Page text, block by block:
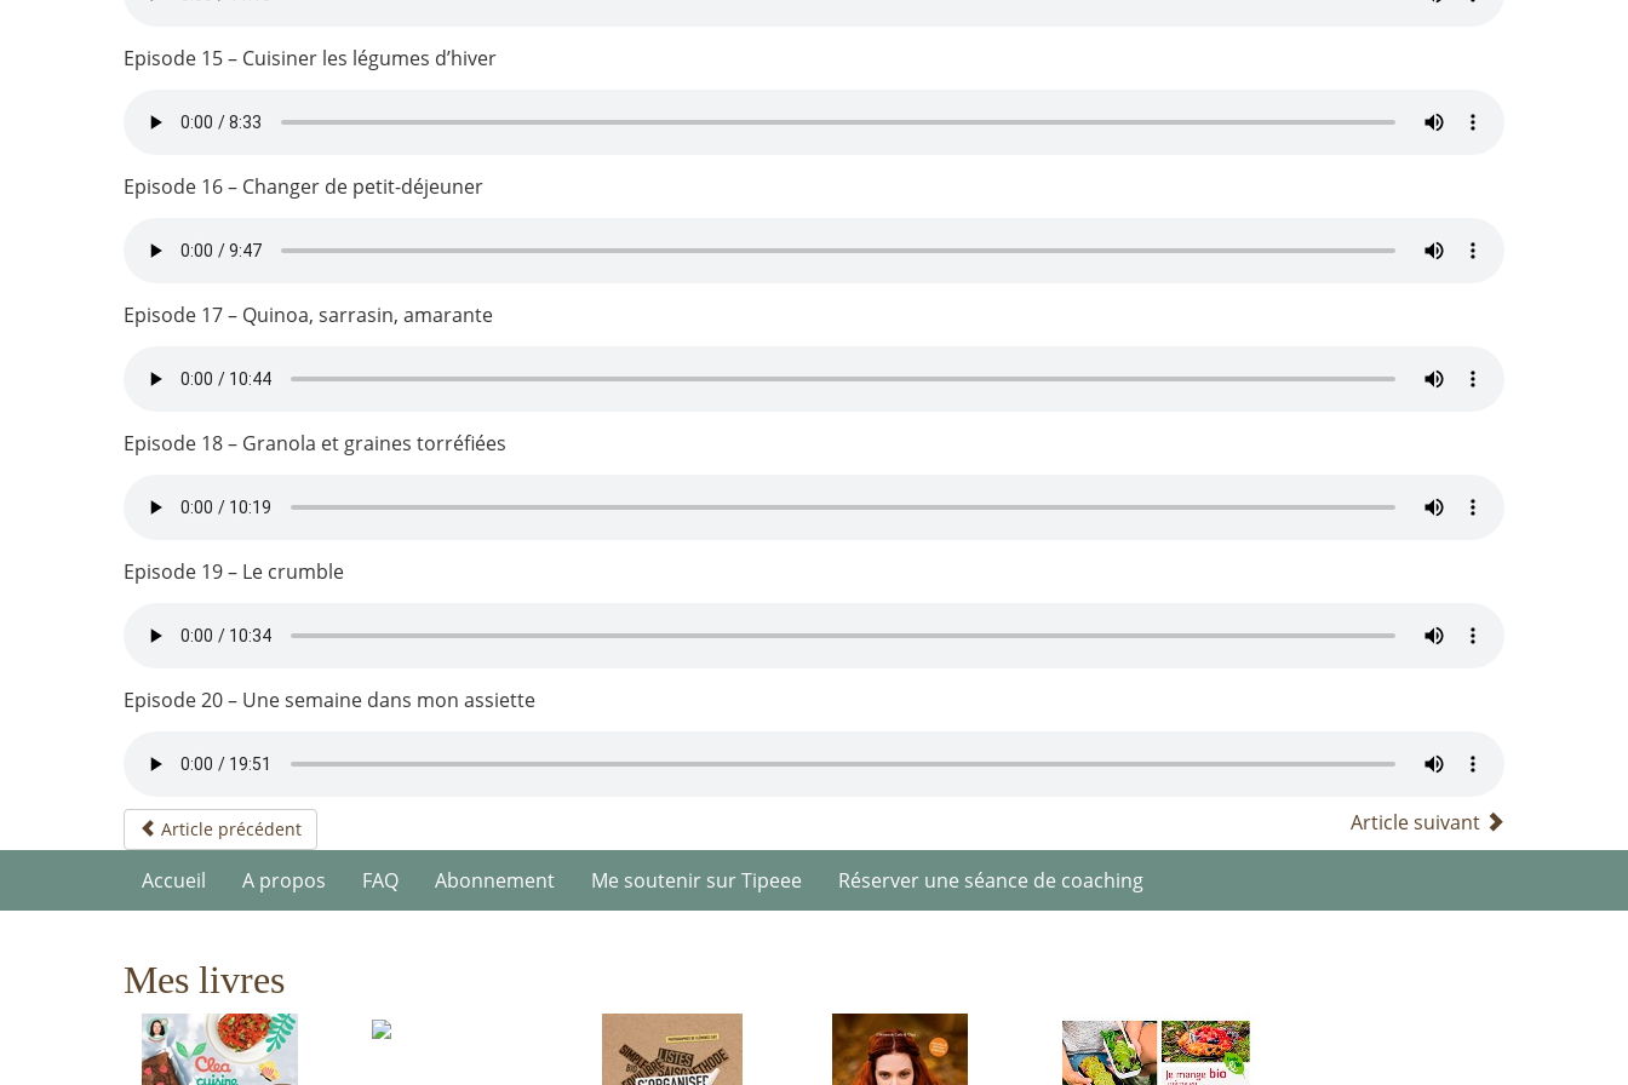
Episode 15 – Cuisiner les légumes d’hiver
Episode 16 – Changer de petit-déjeuner
Episode 17 – Quinoa, sarrasin, amarante
Episode 18 – Granola et graines torréfiées
Episode 19 – Le crumble
Episode 20 – Une semaine dans mon assiette
Article précédent Article suivant
Accueil A propos FAQ Abonnement Me soutenir sur Tipeee Réserver une séance de coaching
Mes livres